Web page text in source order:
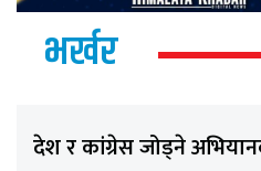
भर्खर
देश र कांग्रेस जोड्ने